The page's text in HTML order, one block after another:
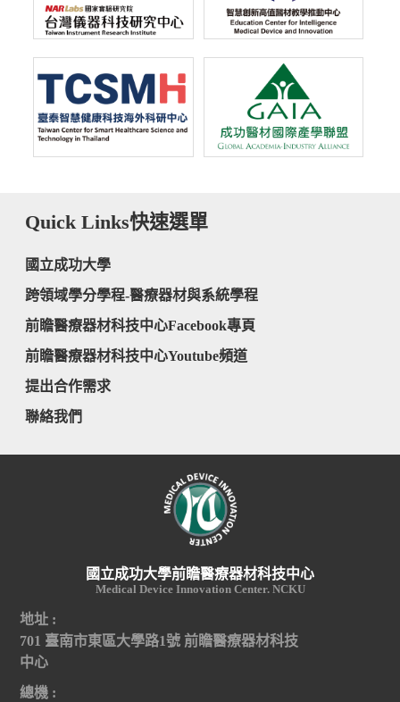
Quick Links快速選單
國立成功大學
跨領域學分學程-醫療器材與系統學程
前瞻醫療器材科技中心Facebook專頁
前瞻醫療器材科技中心Youtube頻道
提出合作需求
聯絡我們
國立成功大學前瞻醫療器材科技中心
Medical Device Innovation Center. NCKU
地址 :
701 臺南市東區大學路1號 前瞻醫療器材科技
中心
總機 :